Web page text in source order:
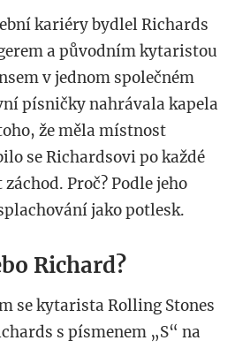
kariéry bydlel Richards
a původním kytaristou
v jednom společném
písničky nahrávala kapela
že měla místnost
se Richardsovi po každé
Proč? Podle jeho
jako potlesk.
Richard?
se kytarista Rolling Stones
s písmenem „S“ na